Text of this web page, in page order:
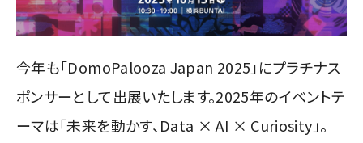
今年も「DomoPalooza Japan 2025」にプラチナス
ポンサーとして出展いたします。2025年のイベントテ
ーマは「未来を動かす、Data × AI × Curiosity」。